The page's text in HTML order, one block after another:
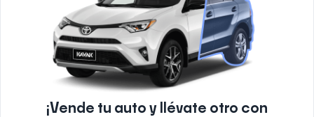
¡Vende tu auto y llévate otro con